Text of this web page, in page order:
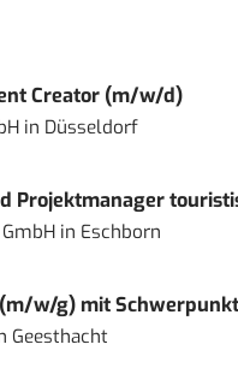
Creator (m/w/d)
in Düsseldorf
Projektmanager
in Eschborn
w/g) mit Schwerpunkt
Geesthacht